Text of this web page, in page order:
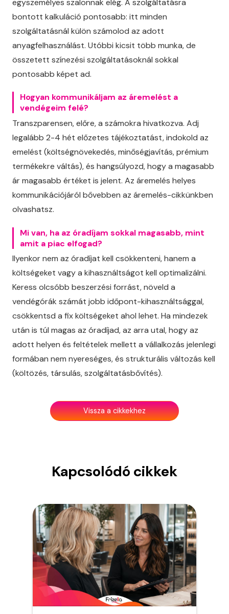
bontott kalkuláció pontosabb: itt minden
szolgáltatásnál külön számolod az adott
anyagfelhasználást. Utóbbi kicsit több munka, de
összetett színezési szolgáltatásoknál sokkal
pontosabb képet ad.
Hogyan kommunikáljam az áremelést a
vendégeim felé?
Transzparensen, előre, a számokra hivatkozva. Adj
legalább 2-4 hét előzetes tájékoztatást, indokold az
emelést (költségnövekedés, minőségjavítás, prémium
termékekre váltás), és hangsúlyozd, hogy a magasabb
ár magasabb értéket is jelent. Az áremelés helyes
kommunikációjáról bővebben az áremelés-cikkünkben
olvashatsz.
Mi van, ha az óradíjam sokkal magasabb, mint
amit a piac elfogad?
Ilyenkor nem az óradíjat kell csökkenteni, hanem a
költségeket vagy a kihasználtságot kell optimalizálni.
Keress olcsóbb beszerzési forrást, növeld a
vendégórák számát jobb időpont-kihasználtsággal,
csökkentsd a fix költségeket ahol lehet. Ha mindezek
után is túl magas az óradíjad, az arra utal, hogy az
adott helyen és feltételek mellett a vállalkozás jelenlegi
formában nem nyereséges, és strukturális változás kell
(költözés, társulás, szolgáltatásbővítés).
Vissza a cikkekhez
Kapcsolódó cikkek